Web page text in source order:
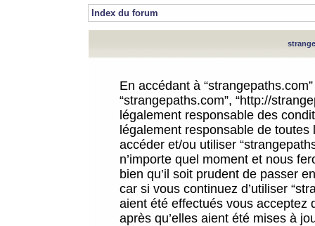
Index du forum
En accédant à
“strangepaths.com”, “http://
légalement responsable des
légalement responsable de
accéder et/ou utiliser
n’importe quel moment et nous
bien qu’il soit prudent de passer
car si vous continuez d’utiliser
aient été effectués vous acceptez
après qu’elles aient été mises à